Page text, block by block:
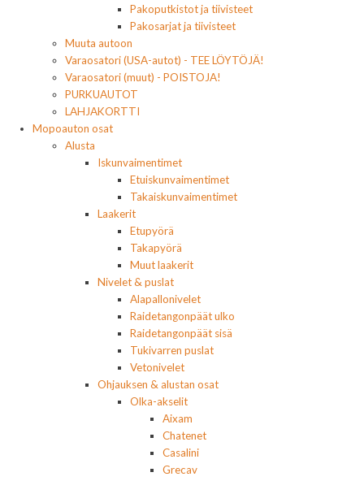
Pakoputkistot ja tiivisteet
Pakosarjat ja tiivisteet
Muuta autoon
Varaosatori (USA-autot) - TEE LÖYTÖJÄ!
Varaosatori (muut) - POISTOJA!
PURKUAUTOT
LAHJAKORTTI
Mopoauton osat
Alusta
Iskunvaimentimet
Etuiskunvaimentimet
Takaiskunvaimentimet
Laakerit
Etupyörä
Takapyörä
Muut laakerit
Nivelet & puslat
Alapallonivelet
Raidetangonpäät ulko
Raidetangonpäät sisä
Tukivarren puslat
Vetonivelet
Ohjauksen & alustan osat
Olka-akselit
Aixam
Chatenet
Casalini
Grecav